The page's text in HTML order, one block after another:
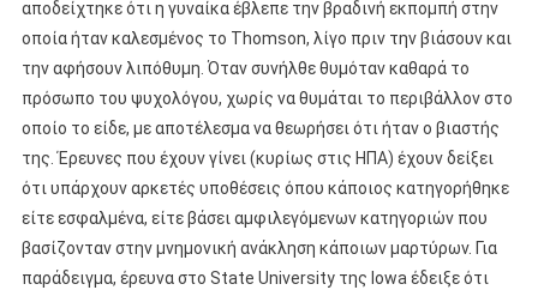
αποδείχτηκε ότι η γυναίκα έβλεπε την βραδινή εκπομπή στην
οποία ήταν καλεσμένος το Thomson, λίγο πριν την βιάσουν και
την αφήσουν λιπόθυμη. Όταν συνήλθε θυμόταν καθαρά το
πρόσωπο του ψυχολόγου, χωρίς να θυμάται το περιβάλλον στο
οποίο το είδε, με αποτέλεσμα να θεωρήσει ότι ήταν ο βιαστής
της. Έρευνες που έχουν γίνει (κυρίως στις ΗΠΑ) έχουν δείξει
ότι υπάρχουν αρκετές υποθέσεις όπου κάποιος κατηγορήθηκε
είτε εσφαλμένα, είτε βάσει αμφιλεγόμενων κατηγοριών που
βασίζονταν στην μνημονική ανάκληση κάποιων μαρτύρων. Για
παράδειγμα, έρευνα στο State University της Iowa έδειξε ότι